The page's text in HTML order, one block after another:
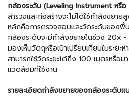
กล้องระดับ (Leveling Instrument หรือ
สำรวจและก่อสร้างจะไม่ได้ใช้กำลังขยาย
หลักคือการตรวจสอบและวัดระดับของพื้
กล้องระดับจะมีกำลังขยายในช่วง 20x
มองเห็นวัตถุหรือเป้าเปรียบเทียบในระยะ
สามารถใช้วัดระยะได้ถึง 100 เมตรหรือ
แวดล้อมที่ใช้งาน
รายละเอียดกำลังขยายของกล้องระดับ